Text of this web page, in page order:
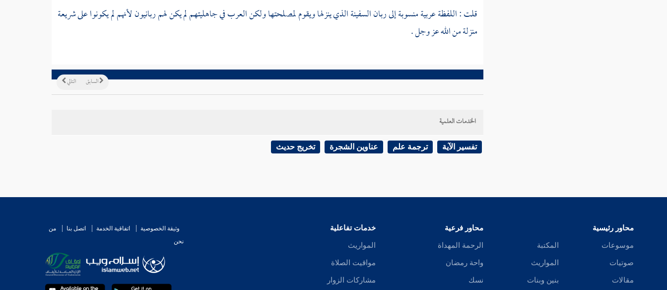
قلت : اللفظة عربية منسوبة إلى ربان السفينة الذي ينزلها ويقوم لمصلحتها ولكنالعربفي جاهليتهم لم يكن لهم ربانيون لأنهم لم يكونوا على شريعة
منزلة من الله عز وجل .
التالي السابق
الخدمات العلمية
تفسير الآية ترجمة علم عناوين الشجرة تخريج حديث
محاور رئيسية
موسوعات
صوتيات
مقالات
المكتبة
المواريث
بنين وبنات
محاور فرعية
الرحمة المهداة
واحة رمضان
نسك
خدمات تفاعلية
المواريث
مواقيت الصلاة
مشاركات الزوار
وثيقة الخصوصية اتفاقية الخدمة اتصل بنا
من
نحن